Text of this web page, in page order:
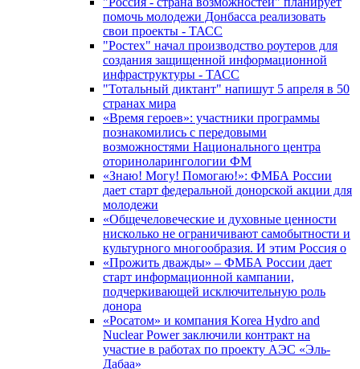
помочь молодежи Донбасса реализовать
свои проекты - ТАСС
"Ростех" начал производство роутеров для
создания защищенной информационной
инфраструктуры - ТАСС
"Тотальный диктант" напишут 5 апреля в 50
странах мира
«Время героев»: участники программы
познакомились с передовыми
возможностями Национального центра
оториноларингологии ФМ
«Знаю! Могу! Помогаю!»: ФМБА России
дает старт федеральной донорской акции для
молодежи
«Общечеловеческие и духовные ценности
нисколько не ограничивают самобытности и
культурного многообразия. И этим Россия о
«Прожить дважды» – ФМБА России дает
старт информационной кампании,
подчеркивающей исключительную роль
донора
«Росатом» и компания Korea Hydro and
Nuclear Power заключили контракт на
участие в работах по проекту АЭС «Эль-
Дабаа»